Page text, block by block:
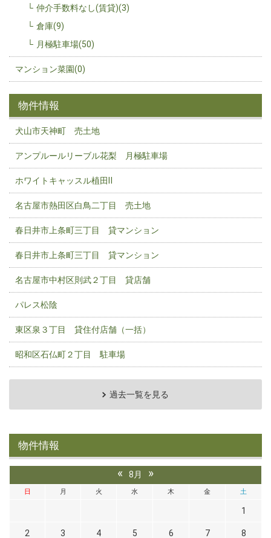
仲介手数料なし(賃貸)(3)
倉庫(9)
月極駐車場(50)
マンション菜園(0)
物件情報
犬山市天神町 売土地
アンプルールリーブル花梨 月極駐車場
ホワイトキャッスル植田Ⅱ
名古屋市熱田区白鳥二丁目 売土地
春日井市上条町三丁目 貸マンション
春日井市上条町三丁目 貸マンション
名古屋市中村区則武２丁目 貸店舗
パレス松陰
東区泉３丁目 貸住付店舗（一括）
昭和区石仏町２丁目 駐車場
過去一覧を見る
物件情報
« 8月 »
日 月 火 水 木 金 土
1
2 3 4 5 6 7 8